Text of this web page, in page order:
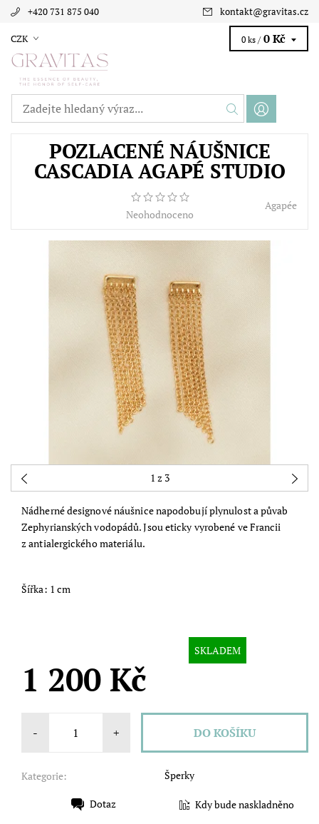
+420 731 875 040 kontakt@gravitas.cz
CZK 0 ks / 0 Kč
POZLACENÉ NÁUŠNICE
CASCADIA AGAPÉ STUDIO
Neohodnoceno
Agapée
1 z 3
Nádherné designové náušnicenapodobují plynulost a půvab
Zephyrianských vodopádů. Jsou eticky vyrobené ve Francii
z antialergického materiálu.
Šířka: 1 cm
SKLADEM
1 200 Kč
- +
Kategorie: Šperky
Dotaz Kdy bude naskladněno